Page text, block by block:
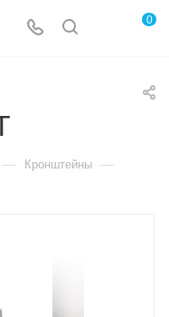
0
— Кронштейны —